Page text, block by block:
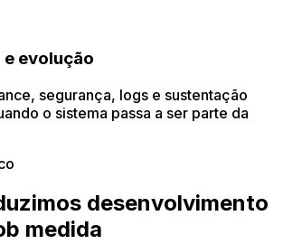
evolução
segurança, logs e sustentação
o sistema passa a ser parte da
desenvolvimento
medida